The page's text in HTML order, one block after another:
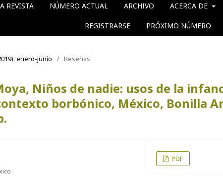
REVISTA NÚMERO ACTUAL ARCHIVO ACERCA DE
REGISTRARSE PRÓXIMO NÚMERO
enero-junio / Reseñas
Niños de nadie: usos de la
borbónico, México, Bonilla
PDF